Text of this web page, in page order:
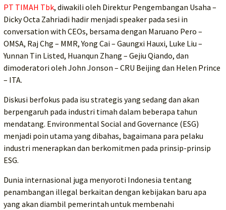
PT TIMAH Tbk, diwakili oleh Direktur Pengembangan Usaha –
Dicky Octa Zahriadi hadir menjadi speaker pada sesi in
conversation with CEOs, bersama dengan Maruano Pero –
OMSA, Raj Chg – MMR, Yong Cai – Gaungxi Hauxi, Luke Liu –
Yunnan Tin Listed, Huanqun Zhang – Gejiu Qiando, dan
dimoderatori oleh John Jonson – CRU Beijing dan Helen Prince
– ITA.
Diskusi berfokus pada isu strategis yang sedang dan akan
berpengaruh pada industri timah dalam beberapa tahun
mendatang. Environmental Social and Governance (ESG)
menjadi poin utama yang dibahas, bagaimana para pelaku
industri menerapkan dan berkomitmen pada prinsip-prinsip
ESG.
Dunia internasional juga menyoroti Indonesia tentang
penambangan illegal berkaitan dengan kebijakan baru apa
yang akan diambil pemerintah untuk membenahi